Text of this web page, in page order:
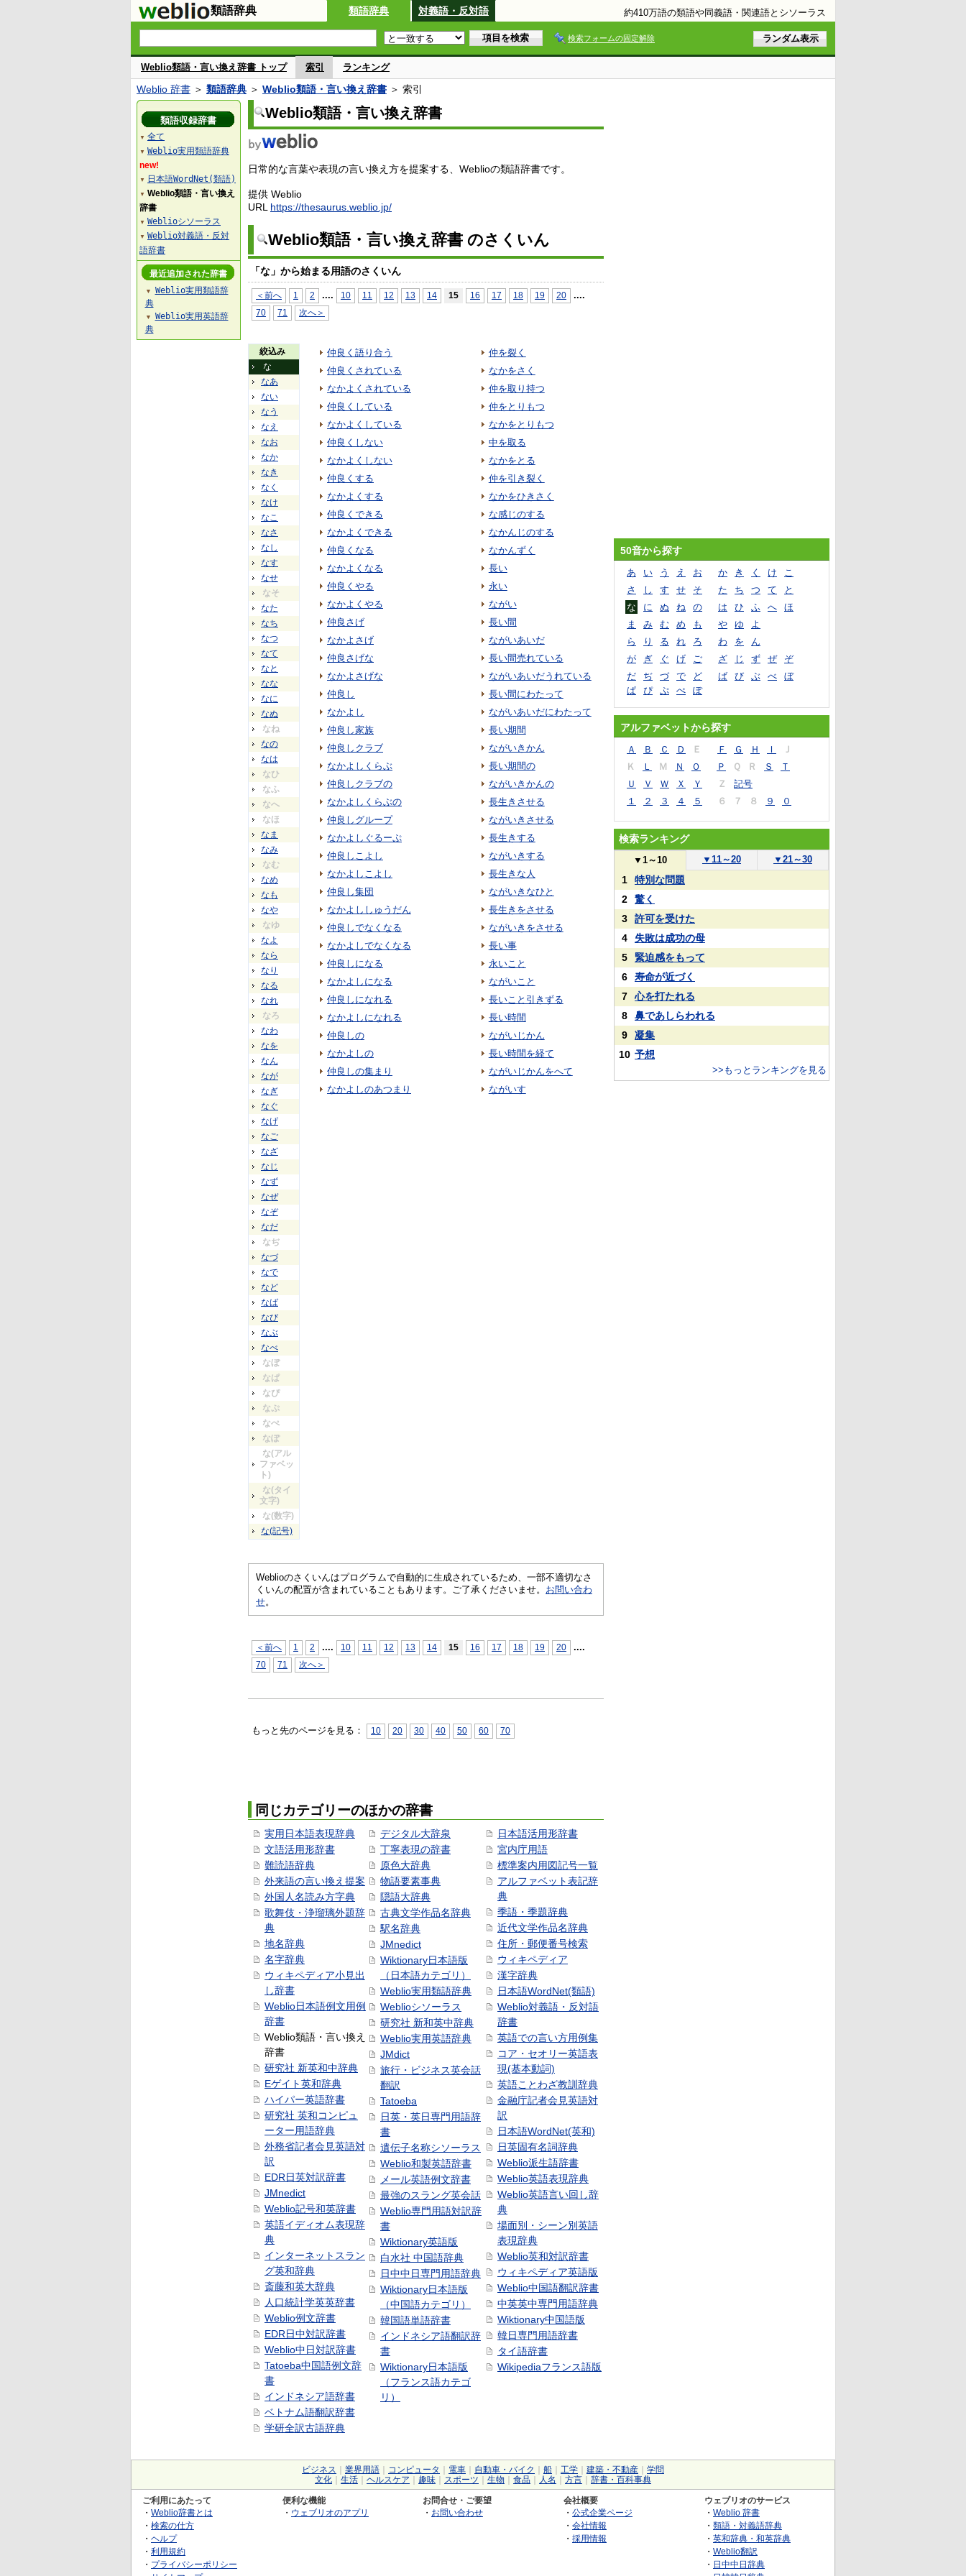
類語辞典 類語辞典 対義語・反対語 約410万語の類語や同義語・関連語とシソーラス
検索フォームの固定解除
Weblio類語・言い換え辞書 トップ 索引 ランキング
Weblio 辞書 ＞ 類語辞典 ＞ Weblio類語・言い換え辞書 ＞ 索引
Weblio類語・言い換え辞書
日常的な言葉や表現の言い換え方を提案する、Weblioの類語辞書です。
提供 Weblio
URL https://thesaurus.weblio.jp/
Weblio類語・言い換え辞書 のさくいん
「な」から始まる用語のさくいん
＜前へ 1 2 .... 10 11 12 13 14 15 16 17 18 19 20 ....
70 71 次へ＞
絞込み
な
なあ
ない
なう
なえ
なお
なか
なき
なく
なけ
なこ
なさ
なし
なす
なせ
なそ
なた
なち
なつ
なて
なと
なな
なに
なぬ
なね
なの
なは
なひ
なふ
なへ
なほ
なま
なみ
なむ
なめ
なも
なや
なゆ
なよ
なら
なり
なる
なれ
なろ
なわ
なを
なん
なが
なぎ
なぐ
なげ
なご
なざ
なじ
なず
なぜ
なぞ
なだ
なぢ
なづ
なで
など
なば
なび
なぶ
なべ
なぼ
なぱ
なぴ
なぷ
なぺ
なぽ
な(アル
ファベッ
ト)
な(タイ
文字)
な(数字)
な(記号)
仲良く語り合う
仲良くされている
なかよくされている
仲良くしている
なかよくしている
仲良くしない
なかよくしない
仲良くする
なかよくする
仲良くできる
なかよくできる
仲良くなる
なかよくなる
仲良くやる
なかよくやる
仲良さげ
なかよさげ
仲良さげな
なかよさげな
仲良し
なかよし
仲良し家族
仲良しクラブ
なかよしくらぶ
仲良しクラブの
なかよしくらぶの
仲良しグループ
なかよしぐるーぷ
仲良しこよし
なかよしこよし
仲良し集団
なかよししゅうだん
仲良しでなくなる
なかよしでなくなる
仲良しになる
なかよしになる
仲良しになれる
なかよしになれる
仲良しの
なかよしの
仲良しの集まり
なかよしのあつまり
仲を裂く
なかをさく
仲を取り持つ
仲をとりもつ
なかをとりもつ
中を取る
なかをとる
仲を引き裂く
なかをひきさく
な感じのする
なかんじのする
なかんずく
長い
永い
ながい
長い間
ながいあいだ
長い間売れている
ながいあいだうれている
長い間にわたって
ながいあいだにわたって
長い期間
ながいきかん
長い期間の
ながいきかんの
長生きさせる
ながいきさせる
長生きする
ながいきする
長生きな人
ながいきなひと
長生きをさせる
ながいきをさせる
長い事
永いこと
ながいこと
長いこと引きずる
長い時間
ながいじかん
長い時間を経て
ながいじかんをへて
ながいす
Weblioのさくいんはプログラムで自動的に生成されているため、一部不適切なさ
くいんの配置が含まれていることもあります。ご了承くださいませ。 お問い合わ
せ。
＜前へ 1 2 .... 10 11 12 13 14 15 16 17 18 19 20 ....
70 71 次へ＞
もっと先のページを見る： 10 20 30 40 50 60 70
同じカテゴリーのほかの辞書
実用日本語表現辞典
文語活用形辞書
難読語辞典
外来語の言い換え提案
外国人名読み方字典
歌舞伎・浄瑠璃外題辞
典
地名辞典
名字辞典
ウィキペディア小見出
し辞書
Weblio日本語例文用例
辞書
Weblio類語・言い換え
辞書
研究社 新英和中辞典
Eゲイト英和辞典
ハイパー英語辞書
研究社 英和コンピュ
ーター用語辞典
外務省記者会見英語対
訳
EDR日英対訳辞書
JMnedict
Weblio記号和英辞書
英語イディオム表現辞
典
インターネットスラン
グ英和辞典
斎藤和英大辞典
人口統計学英英辞書
Weblio例文辞書
EDR日中対訳辞書
Weblio中日対訳辞書
Tatoeba中国語例文辞
書
インドネシア語辞書
ベトナム語翻訳辞書
学研全訳古語辞典
デジタル大辞泉
丁寧表現の辞書
原色大辞典
物語要素事典
隠語大辞典
古典文学作品名辞典
駅名辞典
JMnedict
Wiktionary日本語版
（日本語カテゴリ）
Weblio実用類語辞典
Weblioシソーラス
研究社 新和英中辞典
Weblio実用英語辞典
JMdict
旅行・ビジネス英会話
翻訳
Tatoeba
日英・英日専門用語辞
書
遺伝子名称シソーラス
Weblio和製英語辞書
メール英語例文辞書
最強のスラング英会話
Weblio専門用語対訳辞
書
Wiktionary英語版
白水社 中国語辞典
日中中日専門用語辞典
Wiktionary日本語版
（中国語カテゴリ）
韓国語単語辞書
インドネシア語翻訳辞
書
Wiktionary日本語版
（フランス語カテゴ
リ）
日本語活用形辞書
宮内庁用語
標準案内用図記号一覧
アルファベット表記辞
典
季語・季題辞典
近代文学作品名辞典
住所・郵便番号検索
ウィキペディア
漢字辞典
日本語WordNet(類語)
Weblio対義語・反対語
辞書
英語での言い方用例集
コア・セオリー英語表
現(基本動詞)
英語ことわざ教訓辞典
金融庁記者会見英語対
訳
日本語WordNet(英和)
日英固有名詞辞典
Weblio派生語辞書
Weblio英語表現辞典
Weblio英語言い回し辞
典
場面別・シーン別英語
表現辞典
Weblio英和対訳辞書
ウィキペディア英語版
Weblio中国語翻訳辞書
中英英中専門用語辞典
Wiktionary中国語版
韓日専門用語辞書
タイ語辞書
Wikipediaフランス語版
類語収録辞書
▼ 全て
▼ Weblio実用類語辞典
new!
▼ 日本語WordNet(類語)
▼ Weblio類語・言い換え
辞書
▼ Weblioシソーラス
▼ Weblio対義語・反対
語辞書
最近追加された辞書
▼
Weblio実用類語辞
典
▼
Weblio実用英語辞
典
50音から探す
あ い う え お か き く け
こ
さ
し す せ そ た ち つ て
と
な
に ぬ ね の は ひ ふ へ
ほ
ま
み む め も や ゆ
よ
ら
り る れ ろ わ を
ん
が
ぎ ぐ げ ご ざ じ ず ぜ
ぞ
だ
ぢ づ で ど ば び ぶ べ
ぼ
ぱ
ぴ ぷ ぺ ぽ
アルファベットから探す
Ａ Ｂ Ｃ Ｄ Ｅ Ｆ Ｇ Ｈ Ｉ
Ｊ
Ｋ
Ｌ Ｍ Ｎ Ｏ Ｐ Ｑ Ｒ Ｓ
Ｔ
Ｕ
Ｖ Ｗ Ｘ Ｙ Ｚ
記号
１
２ ３ ４ ５ ６ ７ ８ ９ ０
検索ランキング
▼ 1～10 ▼ 11～20 ▼ 21～30
1
特別な問題
2
驚く
3
許可を受けた
4
失敗は成功の母
5
緊迫感をもって
6
寿命が近づく
7
心を打たれる
8
鼻であしらわれる
9
凝集
10 予想
>>もっとランキングを見る
ビジネス 業界用語 コンピュータ 電車 自動車・バイク 船 工学 建築・不動産
学問
文化
生活 ヘルスケア 趣味 スポーツ 生物 食品 人名 方言 辞書・百科事典
ご利用にあたって
・ Weblio辞書とは
・ 検索の仕方
・ ヘルプ
・ 利用規約
・ プライバシーポリシー
便利な機能
・ ウェブリオのアプリ
お問合せ・ご要望
・ お問い合わせ
会社概要
・ 公式企業ページ
・ 会社情報
・ 採用情報
ウェブリオのサービス
・ Weblio 辞書
・ 類語・対義語辞典
・ 英和辞典・和英辞典
・ Weblio翻訳
・ 日中中日辞典